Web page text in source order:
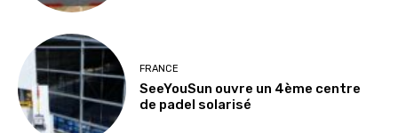
FRANCE
SeeYouSun ouvre un 4ème centre
de padel solarisé